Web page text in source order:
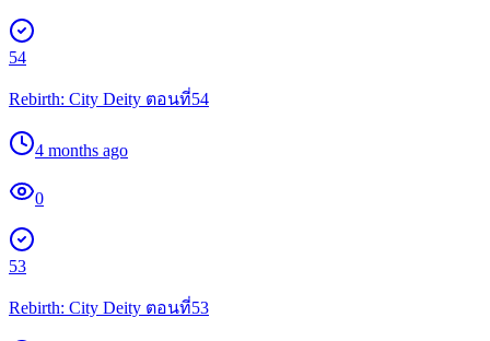
54
Rebirth: City Deity ตอนที่54
4 months ago
0
53
Rebirth: City Deity ตอนที่53